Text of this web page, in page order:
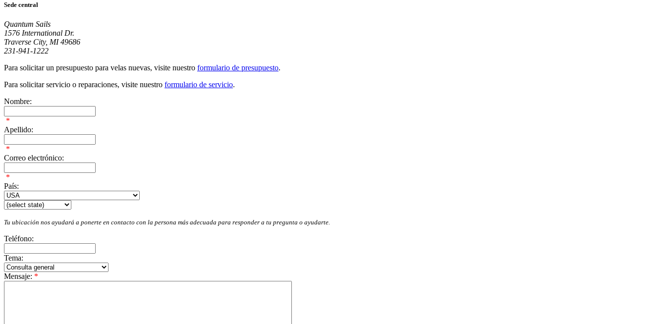
Sede central
Quantum Sails
1576 International Dr.
Traverse City, MI 49686
231-941-1222
Para solicitar un presupuesto para velas nuevas, visite nuestro formulario de presupuesto.
Para solicitar servicio o reparaciones, visite nuestro formulario de servicio.
Nombre:
*
Apellido:
*
Correo electrónico:
*
País:
Tu ubicación nos ayudará a ponerte en contacto con la persona más adecuada para responder a tu pregunta o ayudarte.
Teléfono:
Tema:
Mensaje: *